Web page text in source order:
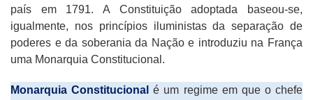
país em 1791. A Constituição adoptada baseou-se,
igualmente, nos princípios iluministas da separação de
poderes e da soberania da Nação e introduziu na França
uma Monarquia Constitucional.
Monarquia Constitucional
é um regime em que o chefe